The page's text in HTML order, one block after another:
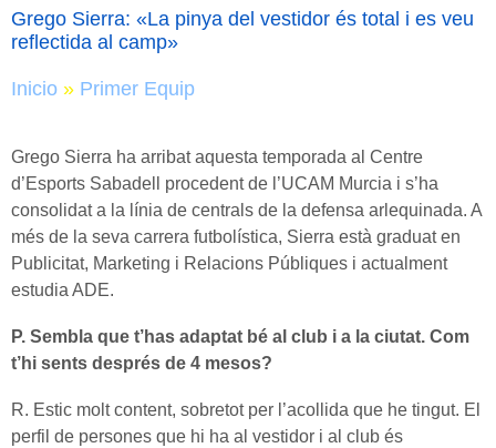
Grego Sierra: «La pinya del vestidor és total i es veu
reflectida al camp»
Inicio » Primer Equip
Grego Sierra ha arribat aquesta temporada al Centre
d’Esports Sabadell procedent de l’UCAM Murcia i s’ha
consolidat a la línia de centrals de la defensa arlequinada. A
més de la seva carrera futbolística, Sierra està graduat en
Publicitat, Marketing i Relacions Públiques i actualment
estudia ADE.
P. Sembla que t’has adaptat bé al club i a la ciutat. Com
t’hi sents després de 4 mesos?
R. Estic molt content, sobretot per l’acollida que he tingut. El
perfil de persones que hi ha al vestidor i al club és